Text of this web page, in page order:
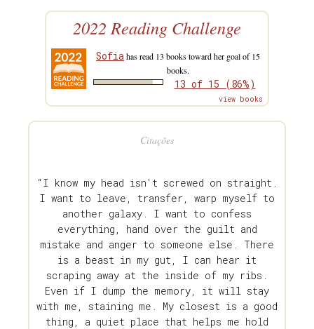
2022 Reading Challenge
Sofia has read 13 books toward her goal of 15
books.
13 of 15 (86%)
view books
Citações
“I know my head isn't screwed on straight.
I want to leave, transfer, warp myself to
another galaxy. I want to confess
everything, hand over the guilt and
mistake and anger to someone else. There
is a beast in my gut, I can hear it
scraping away at the inside of my ribs.
Even if I dump the memory, it will stay
with me, staining me. My closest is a good
thing, a quiet place that helps me hold